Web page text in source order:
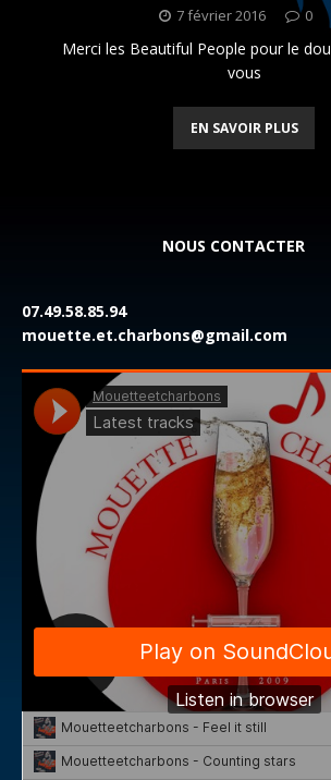
7 février 2016 0
Merci les Beautiful People pour le
vous
EN SAVOIR PLUS
NOUS CONTACTER
07.49.58.85.94
mouette.et.charbons@gmail.com